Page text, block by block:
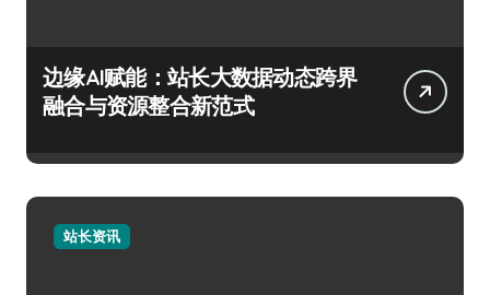
边缘AI赋能：站长大数据动态跨界
融合与资源整合新范式
站长资讯